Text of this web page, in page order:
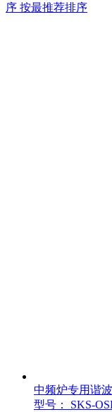
序 按最推荐排序
中频炉专用谐
型号： SKS-